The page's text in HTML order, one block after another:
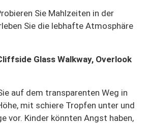
Sie Mahlzeiten in der
Sie die lebhafte Atmosphäre
Glass Walkway, Overlook
auf dem transparenten Weg in
mit schiere Tropfen unter und
vor. Kinder könnten Angst haben,